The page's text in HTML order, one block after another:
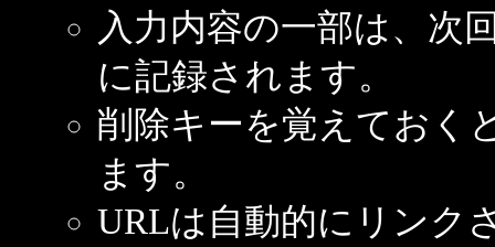
入力内容の一部は、次
に記録されます。
削除キーを覚えておく
ます。
URLは自動的にリンク